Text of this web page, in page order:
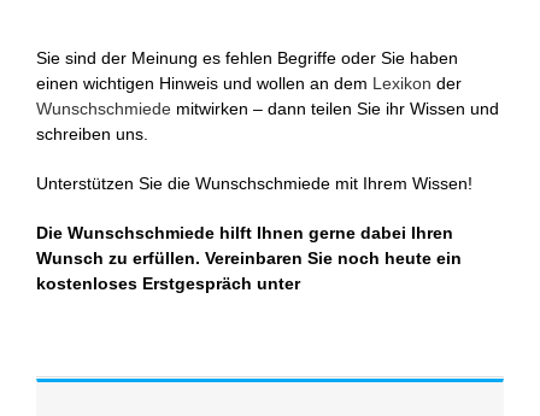
Sie sind der Meinung es fehlen Begriffe oder Sie haben
einen wichtigen Hinweis und wollen an dem Lexikon der
Wunschschmiede mitwirken – dann teilen Sie ihr Wissen und
schreiben uns.
Unterstützen Sie die Wunschschmiede mit Ihrem Wissen!
Die Wunschschmiede hilft Ihnen gerne dabei Ihren
Wunsch zu erfüllen. Vereinbaren Sie noch heute ein
kostenloses Erstgespräch unter